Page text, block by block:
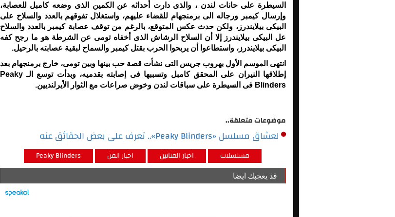
السيطرة على حانات لندن ، والذى دارت أحداثه عن الكمين الذى وضعه كامبل للعصابة،
وإرسال كيمبر ورجاله الى برمنجهام للقضاء عليهم، واستغلال تفوقهم بالعدد والسلاح على
البيكى بيلايندرز، ولكن حدث عكس المتوقع، بالرغم من توقف عصابة كيمبر بالعدد والسلاح
عل البيكى بيلايندرز إلا أن السلاح الرشاش الذى أخفاه تومى عن الشرطة هو ما رجح كفه
البيكى بيلايندرز، واستطاعوا أن يربحوا الحرب بقتل كيمبر والسماح لبقية عصابته بالرحيل.
انتهى الموسم الأول بهروب جريس التى نشأت قصة حب بينها وبين تومى، خارج برمنجهام بعد
إطلاقها النيران على المحقق كامبل وتسببها فى إصابته بقدميه، وبدأت توسع الـ Peaky
Blinders فى السيطرة على سباقات لندن وخوض صراعات مع الثوار الأيرلنديين.
موضوعات متعلقة..
لعشاق مسلسل «Peaky Blinders».. تعرف على بعض الحقائق عنه
Peaky Blinders اخبار الفن اخبار الفنانين مسلسلات
قد يعجبك ايضا